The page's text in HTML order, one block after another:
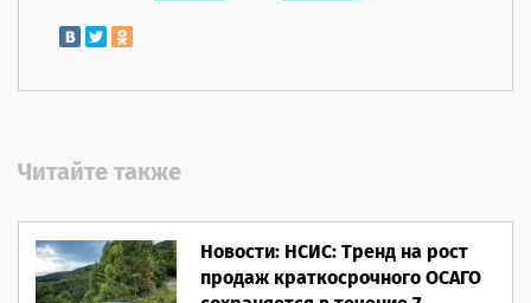
Читайте также
Новости: НСИС: Тренд на рост
продаж краткосрочного ОСАГО